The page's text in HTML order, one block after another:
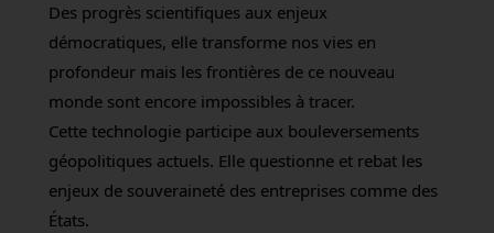
Des progrès scientifiques aux enjeux
démocratiques, elle transforme nos vies en
profondeur mais les frontières de ce nouveau
monde sont encore impossibles à tracer.
Cette technologie participe aux bouleversements
géopolitiques actuels. Elle questionne et rebat les
enjeux de souveraineté des entreprises comme des
États.